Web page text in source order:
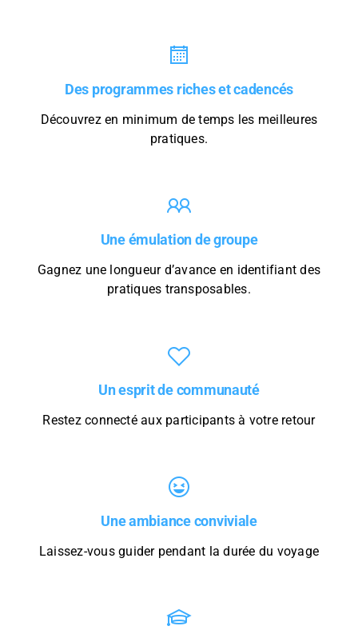
Des programmes riches et cadencés
Découvrez en minimum de temps les meilleures
pratiques.
Une émulation de groupe
Gagnez une longueur d’avance en identifiant des
pratiques transposables.
Un esprit de communauté
Restez connecté aux participants à votre retour
Une ambiance conviviale
Laissez-vous guider pendant la durée du voyage